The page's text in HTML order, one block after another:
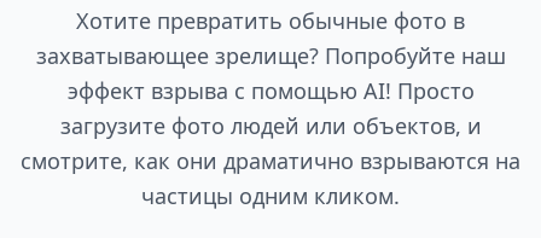
Хотите превратить обычные фото в
захватывающее зрелище? Попробуйте наш
эффект взрыва с помощью AI! Просто
загрузите фото людей или объектов, и
смотрите, как они драматично взрываются на
частицы одним кликом.